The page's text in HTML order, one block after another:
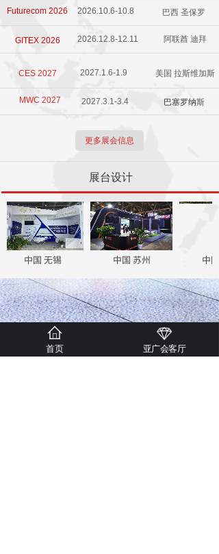
Futurecom 2026 巴西 圣保罗
2026.10.6-10.8
美国 拉斯维加斯
2027.1.6-1.9
CES 2027
更多展会信息
GITEX 2026 阿联酋 迪拜
2026.12.8-12.11
巴塞罗纳斯
2027.3.1-3.4
MWC 2027
展台设计
中国 无锡 中国 苏州 中国
首页 亚广会客厅